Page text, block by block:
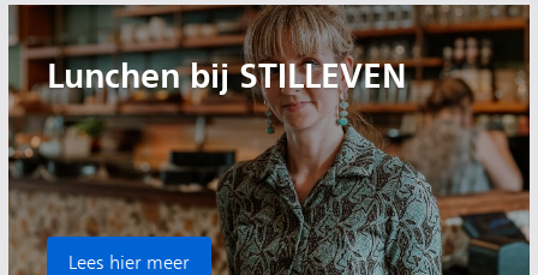
Lunchen bij STILLEVEN
Lees hier meer